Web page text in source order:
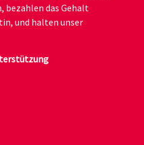
bezahlen das Gehalt
und halten unser